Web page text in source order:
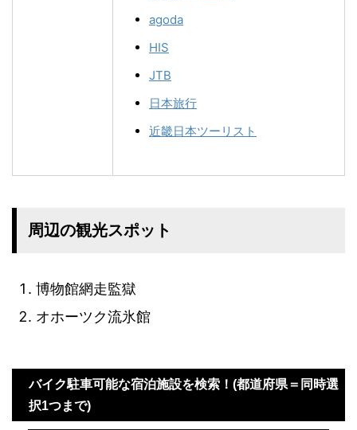
agoda
HIS
JTB
日本旅行
近畿日本ツーリスト
周辺の観光スポット
博物館網走監獄
オホーツク流氷館
バイク駐車可能な宿泊施設を検索！(都道府県＝同時選
択1つまで)